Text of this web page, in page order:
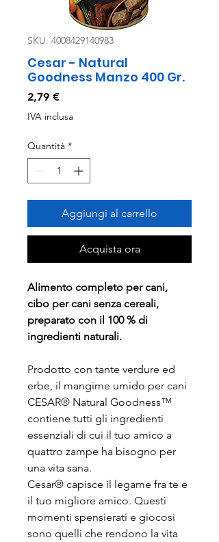
SKU: 4008429140983
Cesar - Natural
Goodness Manzo 400 Gr.
2,79 €Prezzo
IVA inclusa
Quantità *
Aggiungi al carrello
Acquista ora
Alimento completo per cani,
cibo per cani senza cereali,
preparato con il 100 % di
ingredienti naturali.
Prodotto con tante verdure ed
erbe, il mangime umido per cani
CESAR® Natural Goodness™
contiene tutti gli ingredienti
essenziali di cui il tuo amico a
quattro zampe ha bisogno per
una vita sana.
Cesar® capisce il legame fra te e
il tuo migliore amico. Questi
momenti spensierati e giocosi
sono quelli che rendono la vita